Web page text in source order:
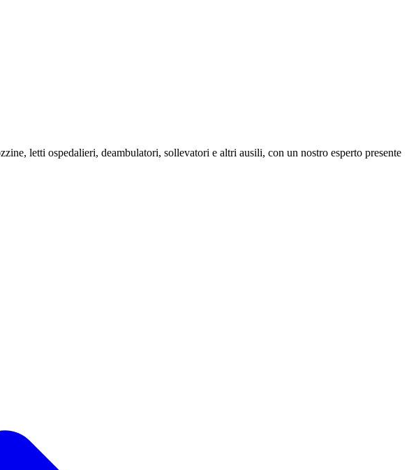
letti ospedalieri, deambulatori, sollevatori e altri ausili, con un nostro esperto presente